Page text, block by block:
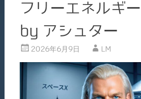
フリーエネルギ
by アシュター
2026年6月9日 LM